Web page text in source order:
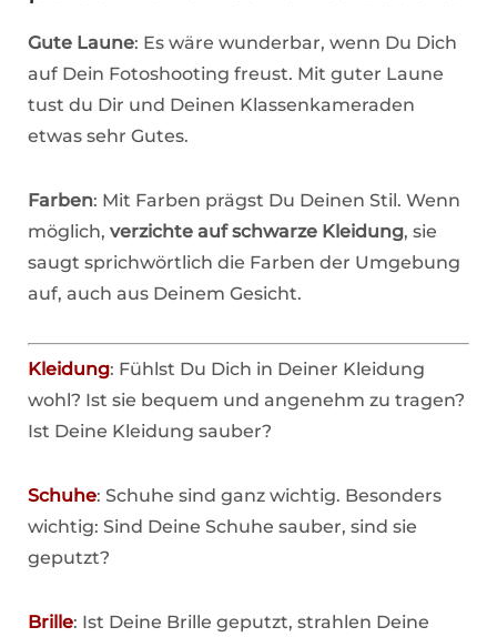
Gute Laune: Es wäre wunderbar, wenn Du Dich
auf Dein Fotoshooting freust. Mit guter Laune
tust du Dir und Deinen Klassenkameraden
etwas sehr Gutes.
Farben: Mit Farben prägst Du Deinen Stil. Wenn
möglich, verzichte auf schwarze Kleidung, sie
saugt sprichwörtlich die Farben der Umgebung
auf, auch aus Deinem Gesicht.
Kleidung: Fühlst Du Dich in Deiner Kleidung
wohl? Ist sie bequem und angenehm zu tragen?
Ist Deine Kleidung sauber?
Schuhe: Schuhe sind ganz wichtig. Besonders
wichtig: Sind Deine Schuhe sauber, sind sie
geputzt?
Brille: Ist Deine Brille geputzt, strahlen Deine